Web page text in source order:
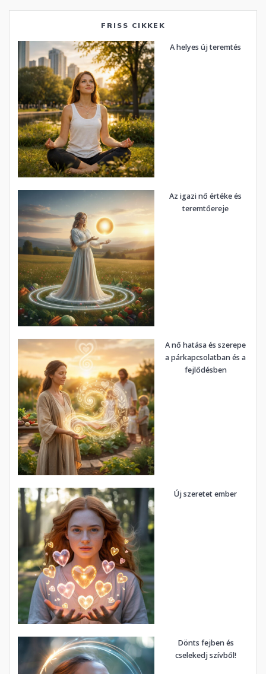
FRISS CIKKEK
A helyes új teremtés
Az igazi nő értéke és
teremtőereje
A nő hatása és szerepe
a párkapcsolatban és a
fejlődésben
Új szeretet ember
Dönts fejben és
cselekedj szívből!